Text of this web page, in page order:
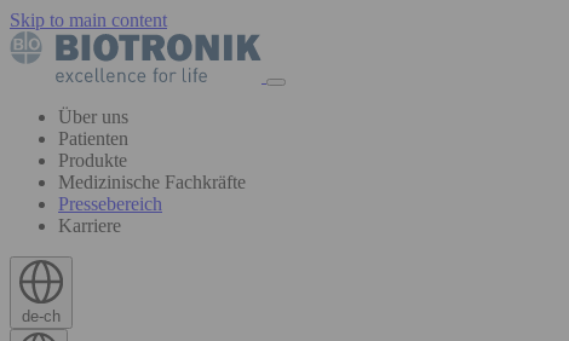
Skip to main content
Über uns
Patienten
Produkte
Medizinische Fachkräfte
Pressebereich
Karriere
de-ch